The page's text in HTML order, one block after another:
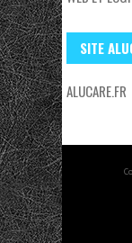
SITE
ALUCARE.FR